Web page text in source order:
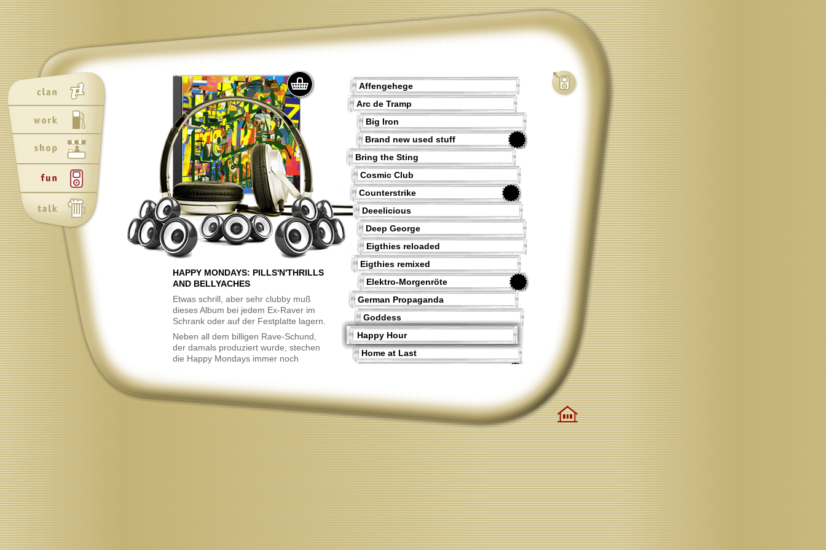
Affengehege
Arc de Tramp
Big Iron
Brand new used stuff
Neu
Bring the Sting
Cosmic Club
Counterstrike
Neu
Deeelicious
Deep George
Eigthies reloaded
Eigthies remixed
Elektro-Morgenröte
Neu
German Propaganda
Goddess
Happy Hour
Home at Last
Livewerk
Mo'Music
Mr. Klum comes again
My Name is Arnold
HAPPY MONDAYS: PILLS'N'THRILLS
AND BELLYACHES
Etwas schrill, aber sehr clubby muß
dieses Album bei jedem Ex-Raver im
Schrank oder auf der Festplatte lagern.
Neben all dem billigen Rave-Schund,
der damals produziert wurde, stechen
die Happy Mondays immer noch
mal nüchtern sind.
Alles
auf
Anfang